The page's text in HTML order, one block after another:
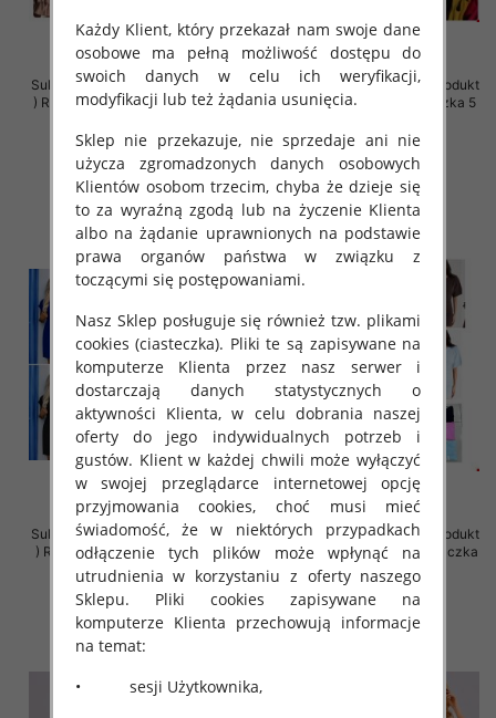
Sukienki damskie (Polska produkt
) Roz Standard, Mix Kolor Paczka
36.00 zł
szczegóły
Sukienki damskie (Polska produkt
) Roz 38-44, Mix Kolor Paczka 5
36.00 zł
szczegóły
Sukienki damskie (Polska produkt
) Roz 36-42, Mix Kolor Paczka 5
szt
26.00 zł
szczegóły
Sukienki damskie (Polska produkt
) Roz Standard, Mix Kolor Paczka
39.00 zł
szczegóły
Każdy Klient, który przekazał nam swoje dane
osobowe ma pełną możliwość dostępu do
swoich danych w celu ich weryfikacji,
modyfikacji lub też żądania usunięcia.
Sklep nie przekazuje, nie sprzedaje ani nie
użycza zgromadzonych danych osobowych
Klientów osobom trzecim, chyba że dzieje się
to za wyraźną zgodą lub na życzenie Klienta
albo na żądanie uprawnionych na podstawie
prawa organów państwa w związku z
toczącymi się postępowaniami.
Nasz Sklep posługuje się również tzw. plikami
cookies (ciasteczka). Pliki te są zapisywane na
komputerze Klienta przez nasz serwer i
dostarczają danych statystycznych o
aktywności Klienta, w celu dobrania naszej
oferty do jego indywidualnych potrzeb i
gustów. Klient w każdej chwili może wyłączyć
w swojej przeglądarce internetowej opcję
przyjmowania cookies, choć musi mieć
świadomość, że w niektórych przypadkach
odłączenie tych plików może wpłynąć na
utrudnienia w korzystaniu z oferty naszego
Sklepu. Pliki cookies zapisywane na
komputerze Klienta przechowują informacje
na temat:
• sesji Użytkownika,